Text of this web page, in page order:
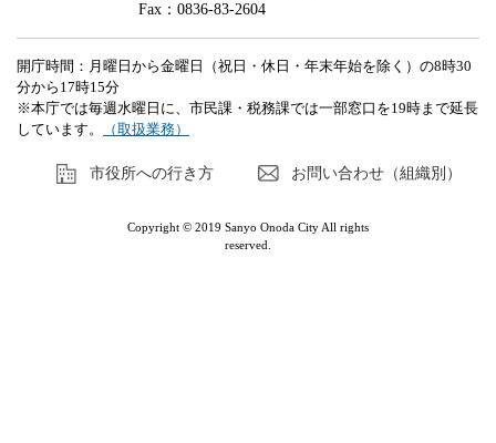
Fax：0836-83-2604
開庁時間：月曜日から金曜日（祝日・休日・年末年始を除く）の8時30
分から17時15分
※本庁では毎週水曜日に、市民課・税務課では一部窓口を19時まで延長
しています。
（取扱業務）
市役所への行き方 お問い合わせ（組織別）
Copyright © 2019 Sanyo Onoda City All rights
reserved.